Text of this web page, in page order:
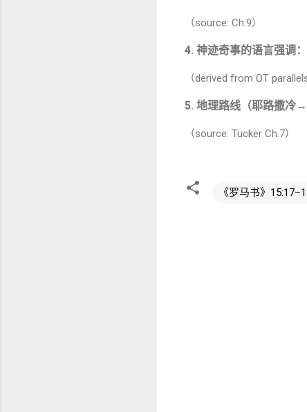
（source: Ch.9）
4. 神迹奇事的语言强调
（derived from OT parallels
5. 地理路线（耶路撒冷
（source: Tucker Ch.7）
《罗马书》